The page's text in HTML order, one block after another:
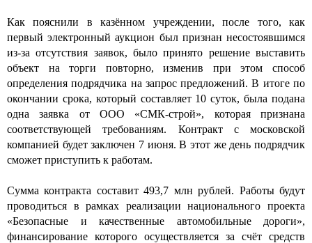
Как пояснили в казённом учреждении, после того, как
первый электронный аукцион был признан несостоявшимся
из-за отсутствия заявок, было принято решение выставить
объект на торги повторно, изменив при этом способ
определения подрядчика на запрос предложений. В итоге по
окончании срока, который составляет 10 суток, была подана
одна заявка от ООО «СМК-строй», которая признана
соответствующей требованиям. Контракт с московской
компанией будет заключен 7 июня. В этот же день подрядчик
сможет приступить к работам.
Сумма контракта составит 493,7 млн рублей. Работы будут
проводиться в рамках реализации национального проекта
«Безопасные и качественные автомобильные дороги»,
финансирование которого осуществляется за счёт средств